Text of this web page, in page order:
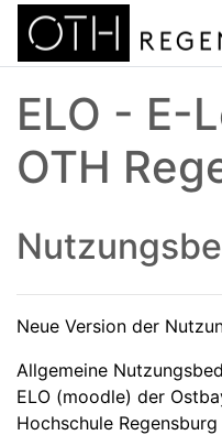
Zum Hauptinhalt
ELO - E-
OTH
Neue Version der
Allgemeine
ELO (moodle) der
Hochschule